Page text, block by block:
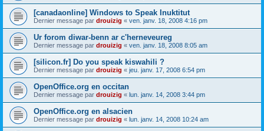
[canadaonline] Windows to Speak Inuktitut
Dernier message par drouizig « ven. janv. 18, 2008 4:16 pm
Ur forom diwar-benn ar c'herneveureg
Dernier message par drouizig « ven. janv. 18, 2008 8:05 am
[silicon.fr] Do you speak kiswahili ?
Dernier message par drouizig « jeu. janv. 17, 2008 6:54 pm
OpenOffice.org en occitan
Dernier message par drouizig « lun. janv. 14, 2008 3:44 pm
OpenOffice.org en alsacien
Dernier message par drouizig « lun. janv. 14, 2008 10:24 am